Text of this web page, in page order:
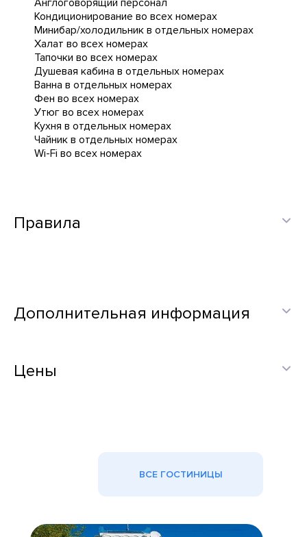
Англоговорящий персонал
Кондиционирование во всех номерах
Минибар/холодильник в отдельных номерах
Халат во всех номерах
Тапочки во всех номерах
Душевая кабина в отдельных номерах
Ванна в отдельных номерах
Фен во всех номерах
Утюг во всех номерах
Кухня в отдельных номерах
Чайник в отдельных номерах
Wi-Fi во всех номерах
Правила
Дополнительная информация
Цены
ВСЕ ГОСТИНИЦЫ